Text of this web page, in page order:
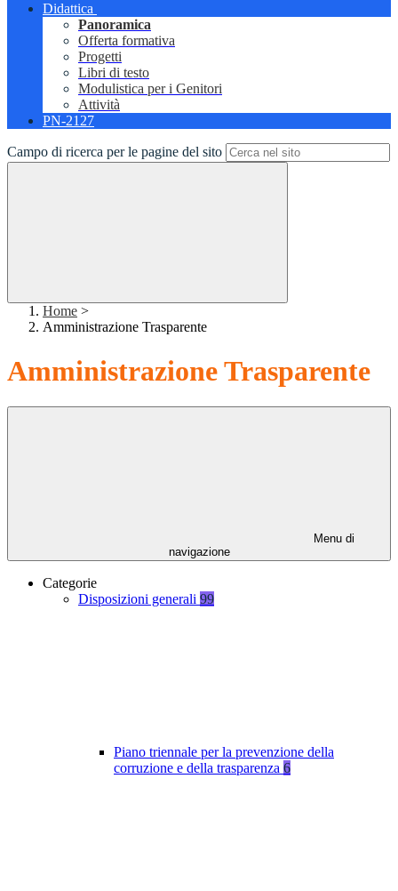
Didattica
Panoramica
Offerta formativa
Progetti
Libri di testo
Modulistica per i Genitori
Attività
PN-2127
Campo di ricerca per le pagine del sito
Home >
Amministrazione Trasparente
Amministrazione Trasparente
Menu di
navigazione
Categorie
Disposizioni generali 99
Piano triennale per la prevenzione della
corruzione e della trasparenza 6